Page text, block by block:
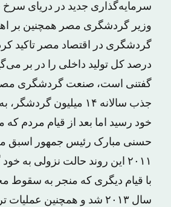
سرمایه‌گذاری جدید در دریای سرخ
وزیر گردشگری مصر همچنین بر
درصد کل تولید داخلی را در بر
جذب سالانه ۱۴ میلیون
خود رسید اما بعد از قیام مردم
حسنی مبارک رئیس جمهور اسبق
۲۰۱۱ این روند حالت نزولی به خود گرفت.
با قیام دیگری که منجر به سقوط
سال ۲۰۱۳ شد و همچنین